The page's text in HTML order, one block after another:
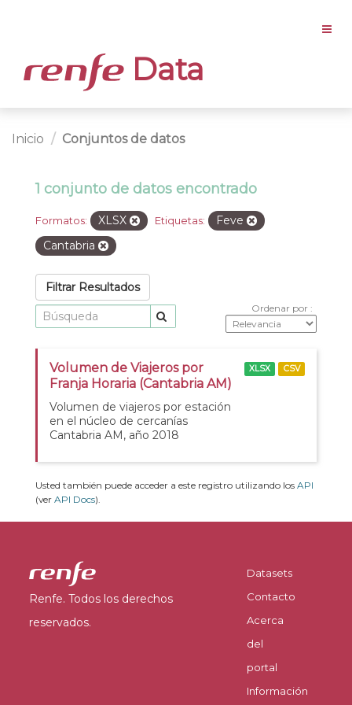
Data
Inicio Conjuntos de datos
1 conjunto de datos encontrado
Formatos: XLSX Etiquetas:
Feve
Cantabria
Filtrar Resultados
Ordenar por
Volumen de Viajeros por
Franja Horaria (Cantabria AM)
Volumen de viajeros por estación
en el núcleo de cercanías
Cantabria AM, año 2018
XLSX CSV
Usted también puede acceder a este registro utilizando los API
(ver API Docs).
Renfe. Todos los derechos
reservados.
Datasets
Contacto
Acerca
del
portal
Información